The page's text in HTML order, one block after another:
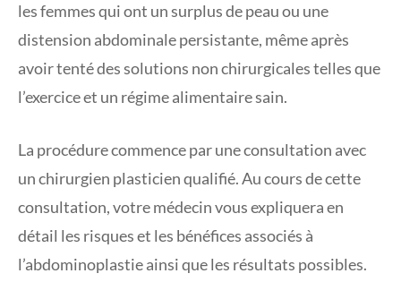
les femmes qui ont un surplus de peau ou une
distension abdominale persistante, même après
avoir tenté des solutions non chirurgicales telles que
l’exercice et un régime alimentaire sain.
La procédure commence par une consultation avec
un chirurgien plasticien qualifié. Au cours de cette
consultation, votre médecin vous expliquera en
détail les risques et les bénéfices associés à
l’abdominoplastie ainsi que les résultats possibles.